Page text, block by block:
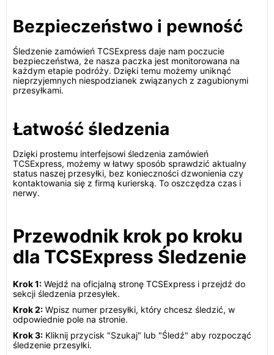
Bezpieczeństwo i pewność
Śledzenie zamówień TCSExpress daje nam poczucie
bezpieczeństwa, że nasza paczka jest monitorowana na
każdym etapie podróży. Dzięki temu możemy uniknąć
nieprzyjemnych niespodzianek związanych z zagubionymi
przesyłkami.
Łatwość śledzenia
Dzięki prostemu interfejsowi śledzenia zamówień
TCSExpress, możemy w łatwy sposób sprawdzić aktualny
status naszej przesyłki, bez konieczności dzwonienia czy
kontaktowania się z firmą kurierską. To oszczędza czas i
nerwy.
Przewodnik krok po kroku
dla TCSExpress Śledzenie
Krok 1: Wejdź na oficjalną stronę TCSExpress i przejdź do
sekcji śledzenia przesyłek.
Krok 2: Wpisz numer przesyłki, który chcesz śledzić, w
odpowiednie pole na stronie.
Krok 3: Kliknij przycisk "Szukaj" lub "Śledź" aby rozpocząć
śledzenie przesyłki.